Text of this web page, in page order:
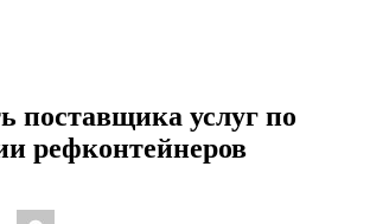
поставщика услуг по
рефконтейнеров